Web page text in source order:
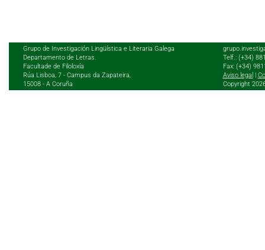
Grupo de Investigación Lingüística e Literaria Galega
Departamento de Letras.
Facultade de Filoloxía
Rúa Lisboa, 7 - Campus da Zapateira,
15008 - A Coruña
Telf.: (+34)
Fax: (+34)
Aviso legal |
Copyright